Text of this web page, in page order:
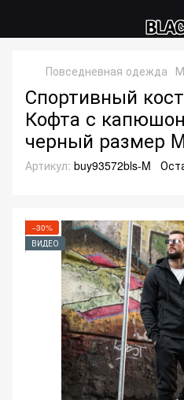
Повседневная одежда
Спортивный
Кофта с
черный размер
Артикул: buy93572bls-M
−30%
ВИДЕО